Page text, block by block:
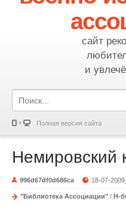
сайт
и
Полная версия сайта
Немировский
996d67df0d686ca 18-07-
"Библиотека Ассоциации" / Н-